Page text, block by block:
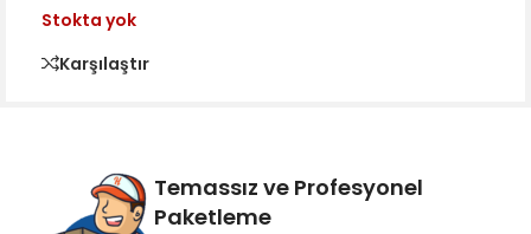
Stokta yok
Karşılaştır
Temassız ve Profesyonel
Paketleme